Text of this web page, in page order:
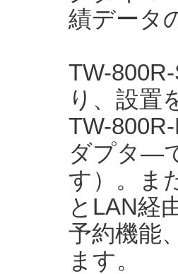
績データ
TW-
り、設置
TW-
ダプタ―
す）。ま
とLAN経
予約機能
ます。